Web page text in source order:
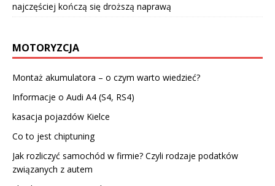
najczęściej kończą się droższą naprawą
MOTORYZCJA
Montaż akumulatora – o czym warto wiedzieć?
Informacje o Audi A4 (S4, RS4)
kasacja pojazdów Kielce
Co to jest chiptuning
Jak rozliczyć samochód w firmie? Czyli rodzaje podatków
związanych z autem